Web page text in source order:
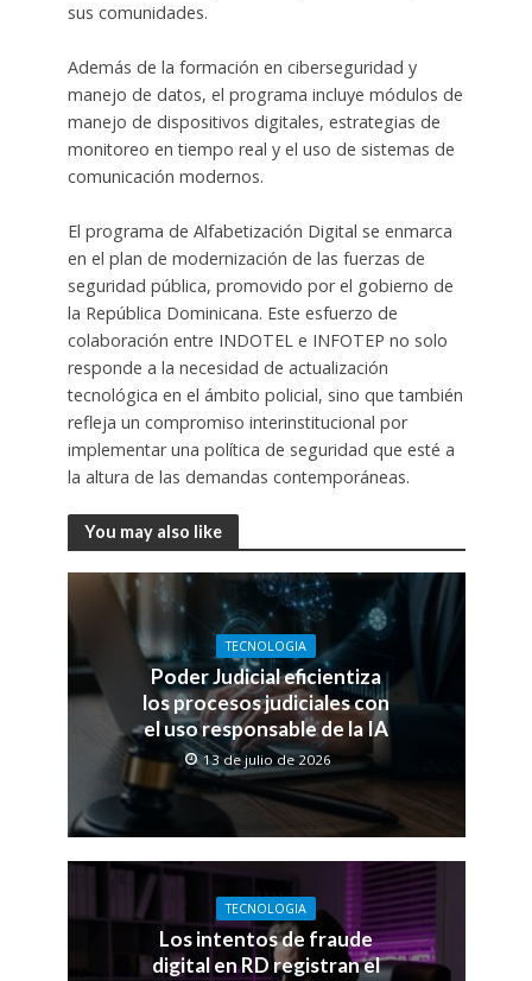
sus comunidades.
Además de la formación en ciberseguridad y
manejo de datos, el programa incluye módulos de
manejo de dispositivos digitales, estrategias de
monitoreo en tiempo real y el uso de sistemas de
comunicación modernos.
El programa de Alfabetización Digital se enmarca
en el plan de modernización de las fuerzas de
seguridad pública, promovido por el gobierno de
la República Dominicana. Este esfuerzo de
colaboración entre INDOTEL e INFOTEP no solo
responde a la necesidad de actualización
tecnológica en el ámbito policial, sino que también
refleja un compromiso interinstitucional por
implementar una política de seguridad que esté a
la altura de las demandas contemporáneas.
You may also like
TECNOLOGIA
Poder Judicial eficientiza
los procesos judiciales con
el uso responsable de la IA
13 de julio de 2026
TECNOLOGIA
Los intentos de fraude
digital en RD registran el